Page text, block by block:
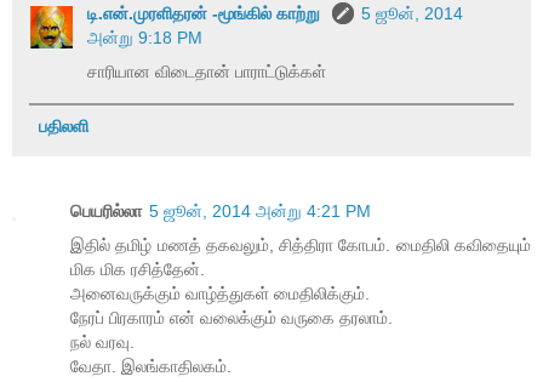
டி.என்.முரளிதரன் -மூங்கில் காற்று
5 ஜூன், 2014
அன்று 9:18 PM
சாரியான விடைதான் பாராட்டுக்கள்
பதிலளி
பெயரில்லா 5 ஜூன், 2014 அன்று 4:21 PM
இதில் தமிழ் மணத் தகவலும், சித்திரா கோபம். மைதிலி கவிதையும்
மிக மிக ரசித்தேன்.
அனைவருக்கும் வாழ்த்துகள் மைதிலிக்கும்.
நேரப் பிரகாரம் என் வலைக்கும் வருகை தரலாம்.
நல் வரவு.
வேதா. இலங்காதிலகம்.